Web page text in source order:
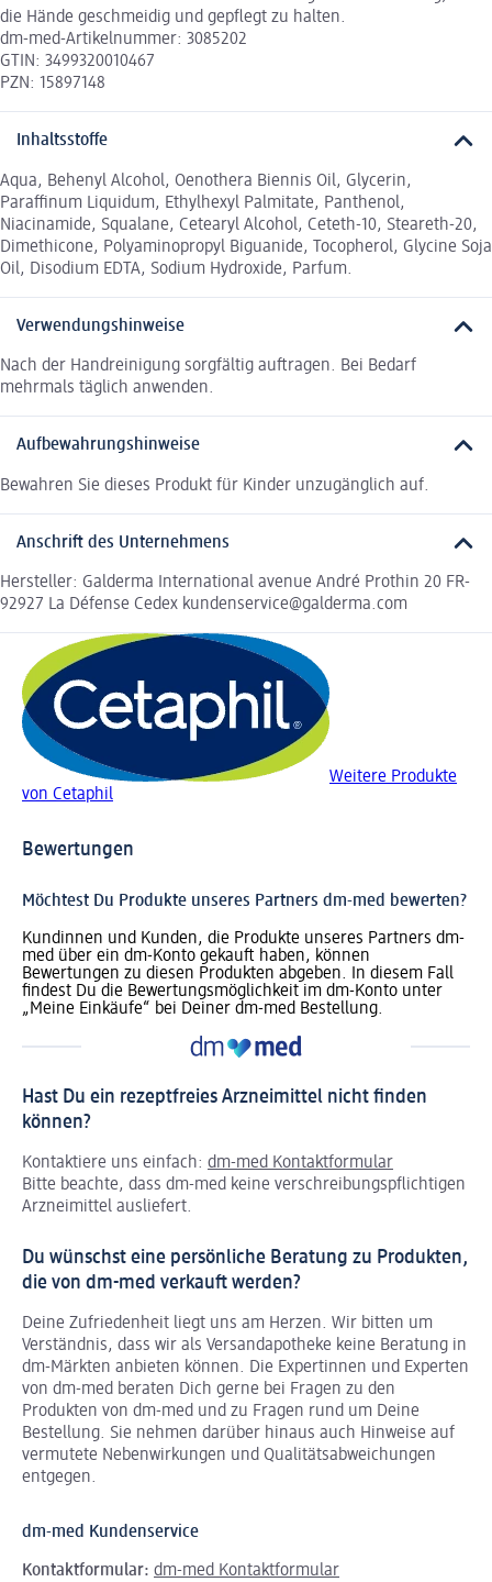
die Hände geschmeidig und gepflegt zu halten.
dm-med-Artikelnummer: 3085202
GTIN: 3499320010467
PZN: 15897148
Inhaltsstoffe
Aqua, Behenyl Alcohol, Oenothera Biennis Oil, Glycerin,
Paraffinum Liquidum, Ethylhexyl Palmitate, Panthenol,
Niacinamide, Squalane, Cetearyl Alcohol, Ceteth-10, Steareth-20,
Dimethicone, Polyaminopropyl Biguanide, Tocopherol, Glycine Soja
Oil, Disodium EDTA, Sodium Hydroxide, Parfum.
Verwendungshinweise
Nach der Handreinigung sorgfältig auftragen. Bei Bedarf
mehrmals täglich anwenden.
Aufbewahrungshinweise
Bewahren Sie dieses Produkt für Kinder unzugänglich auf.
Anschrift des Unternehmens
Hersteller: Galderma International avenue André Prothin 20 FR-
92927 La Défense Cedex kundenservice@galderma.com
Weitere Produkte
von Cetaphil
Bewertungen
Möchtest Du Produkte unseres Partners dm-med bewerten?
Kundinnen und Kunden, die Produkte unseres Partners dm-
med über ein dm-Konto gekauft haben, können
Bewertungen zu diesen Produkten abgeben. In diesem Fall
findest Du die Bewertungsmöglichkeit im dm-Konto unter
„Meine Einkäufe“ bei Deiner dm-med Bestellung.
Hast Du ein rezeptfreies Arzneimittel nicht finden
können?
Kontaktiere uns einfach: dm-med Kontaktformular
Bitte beachte, dass dm-med keine verschreibungspflichtigen
Arzneimittel ausliefert.
Du wünschst eine persönliche Beratung zu Produkten,
die von dm-med verkauft werden?
Deine Zufriedenheit liegt uns am Herzen. Wir bitten um
Verständnis, dass wir als Versandapotheke keine Beratung in
dm-Märkten anbieten können. Die Expertinnen und Experten
von dm-med beraten Dich gerne bei Fragen zu den
Produkten von dm-med und zu Fragen rund um Deine
Bestellung. Sie nehmen darüber hinaus auch Hinweise auf
vermutete Nebenwirkungen und Qualitätsabweichungen
entgegen.
dm-med Kundenservice
Kontaktformular: dm-med Kontaktformular